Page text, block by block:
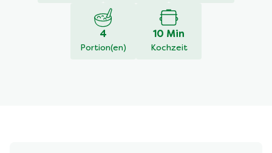
4
Portion(en)
10 Min
Kochzeit